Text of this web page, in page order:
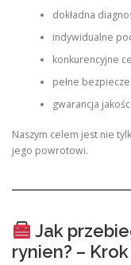
dokładna
indywidualne
konkurencyjne
pełne
gwarancja
Naszym celem jest nie
jego powrotowi.
Jak
rynien? –